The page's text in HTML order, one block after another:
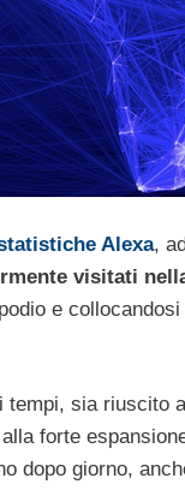
Alexa,
visitati
e
tempi, sia riuscito
forte
dopo giorno,